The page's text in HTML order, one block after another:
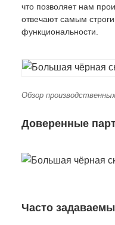
что позволяет нам
отвечают самым
функциональности.
Обзор
Доверенные
Часто